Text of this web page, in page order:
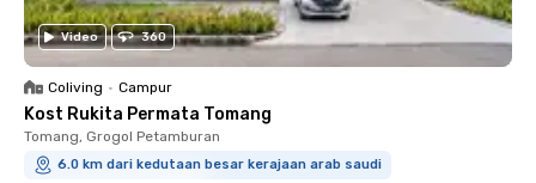
Video 360
Coliving • Campur
Kost Rukita Permata Tomang
Tomang, Grogol Petamburan
6.0 km dari kedutaan besar kerajaan arab saudi